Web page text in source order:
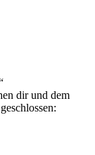
dir und dem